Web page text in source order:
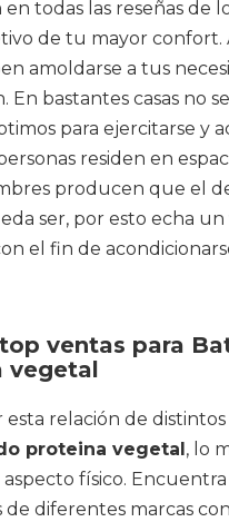
todas las reseñas de
de tu mayor confort.
amoldarse a tus
En bastantes casas no
para ejercitarse y
residen en
producen que el
ser, por esto echa un
el fin de
ventas para
vegetal
esta relación de
proteina vegetal , lo
físico. Encuentra
de diferentes marcas